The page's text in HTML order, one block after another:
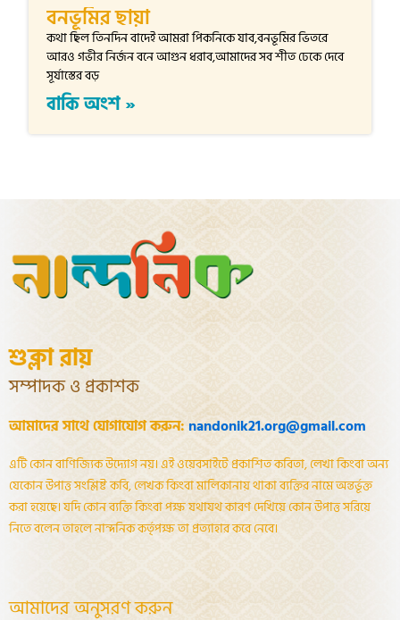
বনভূমির ছায়া
কথা ছিল তিনদিন বাদেই আমরা পিকনিকে যাব,বনভূমির ভিতরে
আরও গভীর নির্জন বনে আগুন ধরাব,আমাদের সব শীত ঢেকে দেবে
সূর্যাস্তের বড়
বাকি অংশ »
শুক্লা রায়
সম্পাদক ও প্রকাশক
আমাদের সাথে যোগাযোগ করুন: nandonik21.org@gmail.com
এটি কোন বাণিজ্যিক উদ্যোগ নয়। এই ওয়েবসাইটে প্রকাশিত কবিতা, লেখা কিংবা অন্য
যেকোন উপাত্ত সংশ্লিষ্ট কবি, লেখক কিংবা মালিকানায় থাকা ব্যক্তির নামে অন্তর্ভূক্ত
করা হয়েছে। যদি কোন ব্যক্তি কিংবা পক্ষ যথাযথ কারণ দেখিয়ে কোন উপাত্ত সরিয়ে
নিতে বলেন তাহলে নান্দনিক কর্তৃপক্ষ তা প্রত্যাহার করে নেবে।
আমাদের অনুসরণ করুন